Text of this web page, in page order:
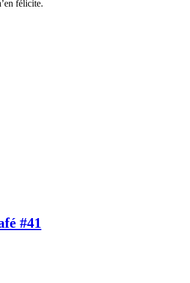
félicite.
#41